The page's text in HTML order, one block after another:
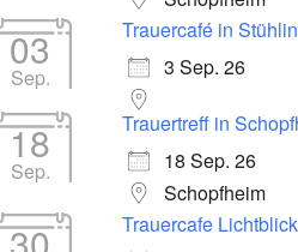
03
Sep.
Trauercafé in
3 Sep. 26
18
Sep.
Trauertreff in
18 Sep. 26
Schopfheim
Trauercafe Lichtblick